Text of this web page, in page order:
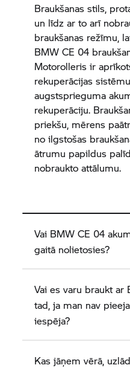
Braukšanas stils,
un līdz ar to arī
braukšanas režīmu,
BMW CE 04
Motorolleris ir
rekuperācijas
augstsprieguma
rekuperāciju.
priekšu, mērens
no ilgstošas
ātrumu papildus
nobraukto attālumu.
Vai BMW CE 04
gaitā nolietosies?
Vai es varu braukt ar
tad, ja man nav
iespēja?
Kas jāņem vērā,